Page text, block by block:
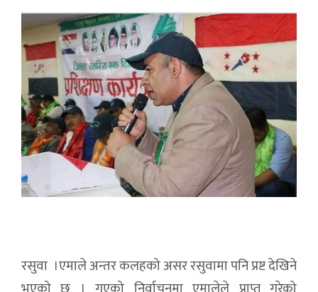
रसुवा ।एमाले अन्तर कलहको असर रसुवामा पनि प्रष्ट देखिने